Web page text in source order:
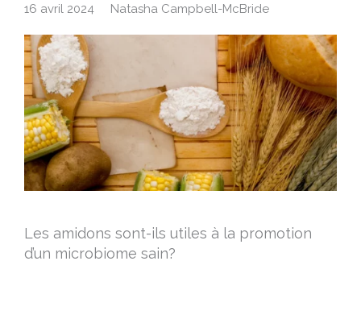
16 avril 2024 Natasha Campbell-McBride
Les amidons sont-ils utiles à la promotion
d’un microbiome sain?